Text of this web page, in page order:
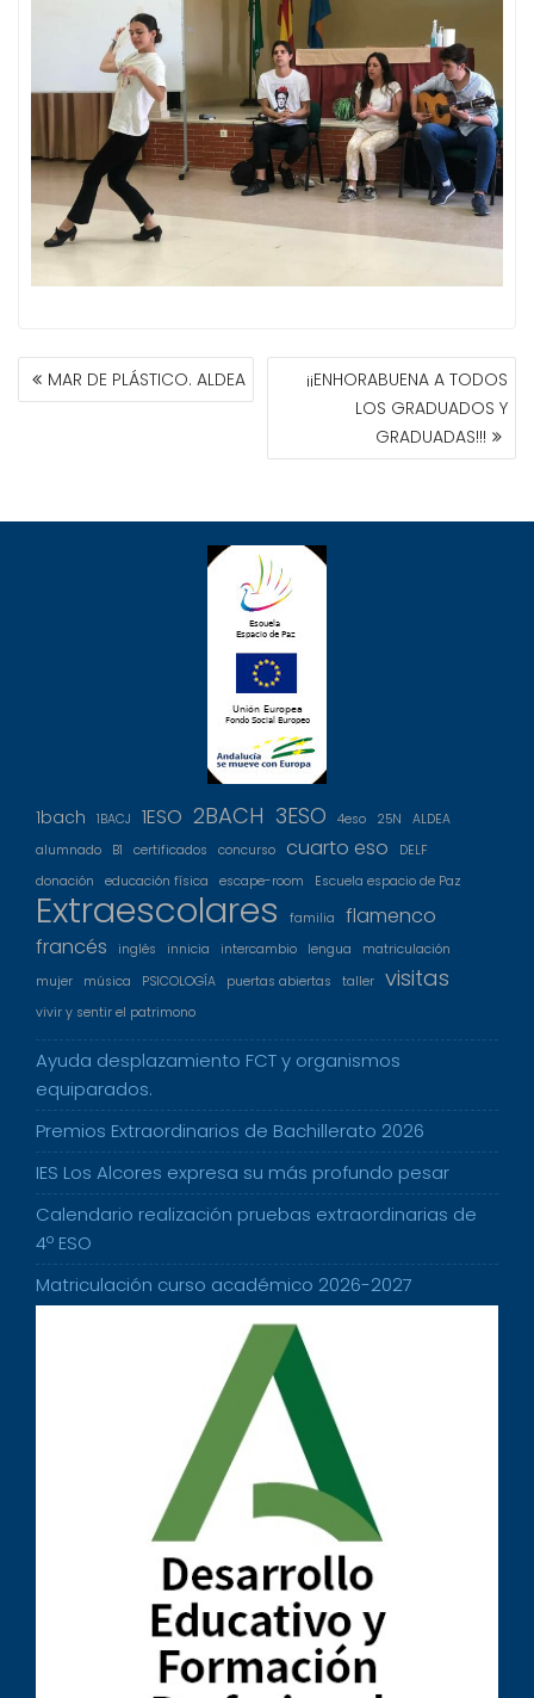
NAVEGACIÓN
DEMAR DE PLÁSTICO. ALDEA
¡¡ENHORABUENA A TODOS
LOS GRADUADOS Y
GRADUADAS!!!
1bach 1BACJ 1ESO 2BACH 3ESO 4eso 25N
ALDEA
alumnado
B1 certificados concurso cuarto eso
DELF
donación
educación física escape-room Escuela espacio de Paz
Extraescolares familia
flamenco
francés
inglés innicia intercambio lengua
matriculación
mujer
música PSICOLOGÍA puertas abiertas taller visitas
vivir y sentir el patrimono
Ayuda desplazamiento FCT y organismos
equiparados.
Premios Extraordinarios de Bachillerato 2026
IES Los Alcores expresa su más profundo pesar
Calendario realización pruebas extraordinarias de
4º ESO
Matriculación curso académico 2026-2027